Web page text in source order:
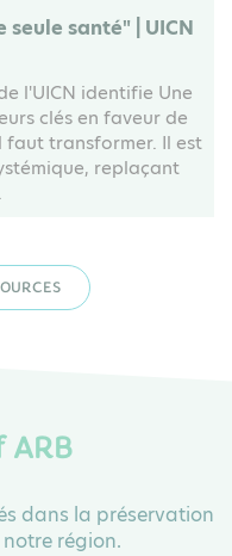
santé" | UICN
l'UICN identifie Une
clés en faveur de
faut transformer. Il est
replaçant
ARB
dans la préservation
région.